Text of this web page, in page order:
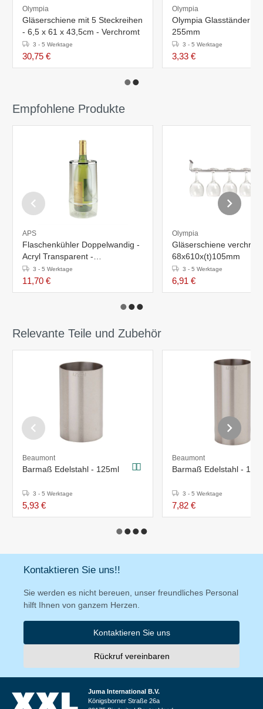
Olympia
Gläserschiene mit 5 Steckreihen
- 6,5 x 61 x 43,5cm - Verchromt
3 - 5 Werktage
30,75 €
Olympia
Olympia Glasständer
255mm
3 - 5 Werktage
3,33 €
Empfohlene Produkte
APS
Flaschenkühler Doppelwandig -
Acryl Transparent -
Ø120mmx(h)230mm
3 - 5 Werktage
11,70 €
Olympia
Gläserschiene
68x610x(t)105mm
3 - 5 Werktage
6,91 €
Relevante Teile und Zubehör
Beaumont
Barmaß Edelstahl - 125ml
3 - 5 Werktage
5,93 €
Beaumont
Barmaß Edelstahl -
3 - 5 Werktage
7,82 €
Kontaktieren Sie uns!!
Sie werden es nicht bereuen, unser freundliches Personal
hilft Ihnen von ganzem Herzen.
Kontaktieren Sie uns
Rückruf vereinbaren
Juma International B.V.
Königsborner Straße 26a